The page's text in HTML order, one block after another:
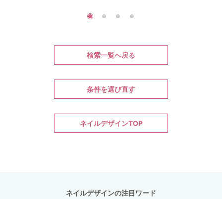
検索一覧へ戻る
条件を選び直す
ネイルデザインTOP
ネイルデザインの注目ワード